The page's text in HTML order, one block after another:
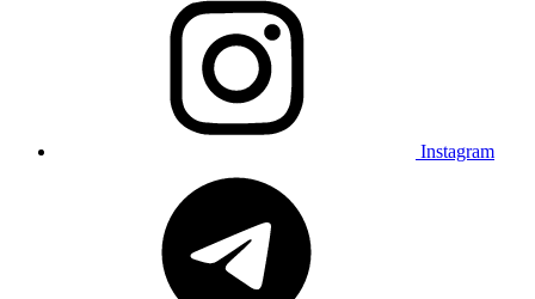
Instagram